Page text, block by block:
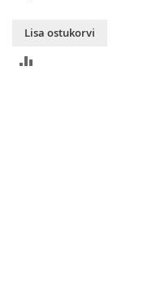
Lisa ostukorvi